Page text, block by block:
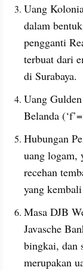
Uang
dalam
pengganti
terbuat dari
di Surabaya.
Uang
Belanda
Hubungan
uang logam,
recehan
yang
Masa DJB
Javasche
bingkai, dan
merupakan